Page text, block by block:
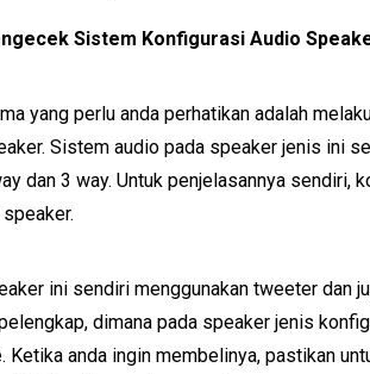
Sistem Konfigurasi Audio
yang perlu anda perhatikan adalah
Sistem audio pada speaker jenis ini
dan 3 way. Untuk penjelasannya sendiri,
ini sendiri menggunakan tweeter dan
dimana pada speaker jenis
Ketika anda ingin membelinya, pastikan